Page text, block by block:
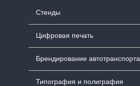
Стенды
Цифровая печать
Брендирование автотранспорта
Типография и полиграфия